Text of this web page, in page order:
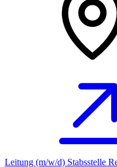
Leitung (m/w/d) Stabsstelle